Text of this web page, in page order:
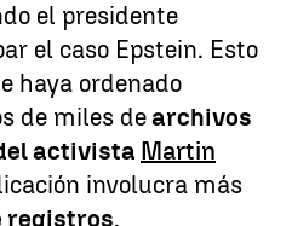
el presidente
el caso Epstein. Esto
haya ordenado
de miles dearchivos
activista Martin
involucra más
registros.